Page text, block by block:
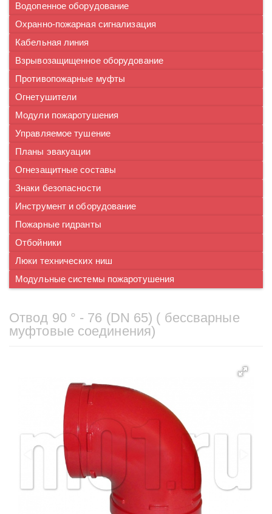
Водопенное оборудование
Охранно-пожарная сигнализация
Кабельная линия
Взрывозащищенное оборудование
Противопожарные муфты
Огнетушители
Модули пожаротушения
Управляемое тушение
Планы эвакуации
Огнезащитные составы
Знаки безопасности
Инструмент и оборудование
Пожарные гидранты
Отбойники
Люки технических ниш
Модульные системы пожаротушения
Отвод 90 ° - 76 (DN 65) ( бессварные
муфтовые соединения)